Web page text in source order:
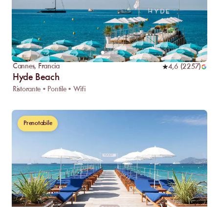
Cannes, Francia 4,6 (2257)
Hyde Beach
Ristorante • Pontile • Wifi
Prenotabile